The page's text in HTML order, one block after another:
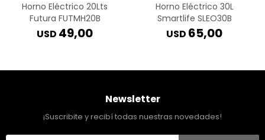
Horno Eléctrico 20Lts
Futura FUTMH20B
USD 49,00
Horno Eléctrico 30L
Smartlife SLEO30B
USD 65,00
Newsletter
¡Suscribite y recibí todas nuestras novedades!